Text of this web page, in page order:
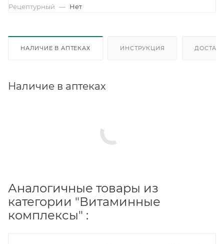
Рецептурный — Нет
НАЛИЧИЕ В АПТЕКАХ ИНСТРУКЦИЯ
Наличие в аптеках
Аналогичные товары из
категории "Витаминные
комплексы" :